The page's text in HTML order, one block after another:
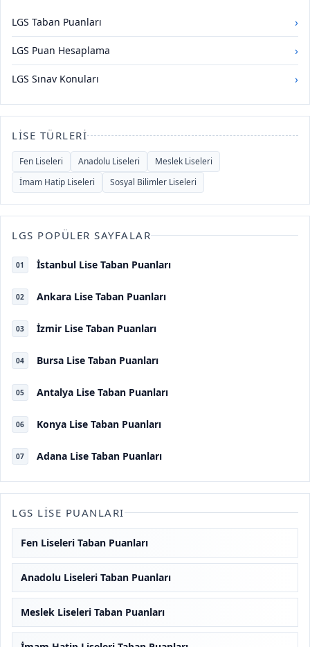
LGS Taban Puanları ›
LGS Puan Hesaplama ›
LGS Sınav Konuları ›
LISE TÜRLERI
Fen Liseleri Anadolu Liseleri
Meslek Liseleri
İmam Hatip Liseleri
Sosyal Bilimler Liseleri
LGS POPÜLER SAYFALAR
01 İstanbul Lise Taban Puanları
02 Ankara Lise Taban Puanları
03 İzmir Lise Taban Puanları
04 Bursa Lise Taban Puanları
05 Antalya Lise Taban Puanları
06 Konya Lise Taban Puanları
07 Adana Lise Taban Puanları
LGS LISE PUANLARI
Fen Liseleri Taban Puanları
Anadolu Liseleri Taban Puanları
Meslek Liseleri Taban Puanları